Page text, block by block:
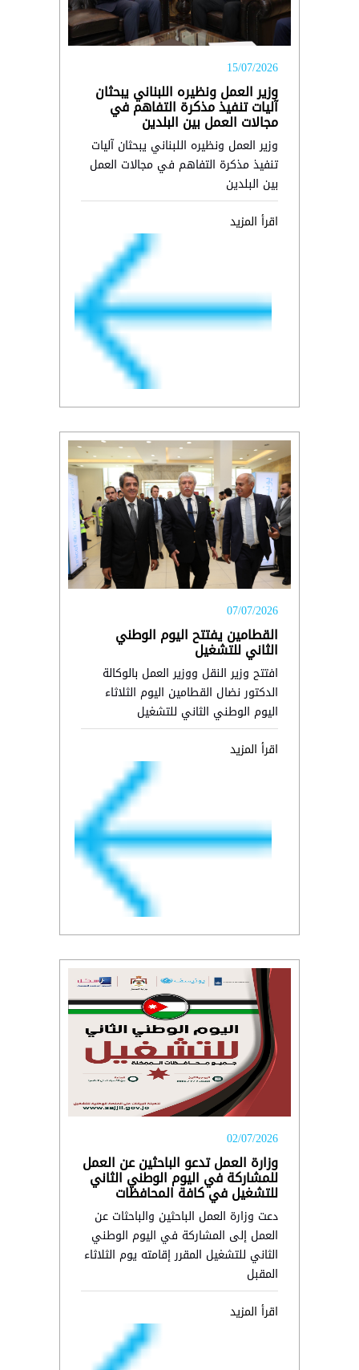
15/07/2026
وزير العمل ونظيره اللبناني يبحثان
آليات تنفيذ مذكرة التفاهم في
مجالات العمل بين البلدين
وزير العمل ونظيره اللبناني يبحثان آليات
تنفيذ مذكرة التفاهم في مجالات العمل
بين البلدين
اقرأ المزيد
07/07/2026
القطامين يفتتح اليوم الوطني
الثاني للتشغيل
افتتح وزير النقل ووزير العمل بالوكالة
الدكتور نضال القطامين اليوم الثلاثاء
اليوم الوطني الثاني للتشغيل
اقرأ المزيد
02/07/2026
وزارة العمل تدعو الباحثين عن العمل
للمشاركة في اليوم الوطني الثاني
للتشغيل في كافة المحافظات
دعت وزارة العمل الباحثين والباحثات عن
العمل إلى المشاركة في اليوم الوطني
الثاني للتشغيل المقرر إقامته يوم الثلاثاء
المقبل
اقرأ المزيد